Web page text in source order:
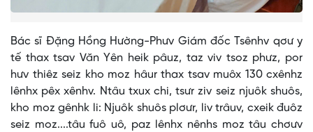
Bác sĩ Đặng Hồng Hường-Phưv Giám đốc Tsênhv qơư y
tế thax tsav Văn Yên heik pâuz, taz viv tsoz phưz, por
hưv thiêz seiz kho moz hâur thax tsav muôx 130 cxênhz
lênhx pêx xênhv. Ntâu txux chi, tsưr ziv seiz njuôk shuôs,
kho moz gênhk li: Njuôk shuôs plơưr, liv trâuv, cxeik đuôz
seiz moz....tâu fuô uô, paz lênhx nênhs moz tâu chơưv